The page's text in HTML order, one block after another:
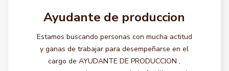
Ayudante de produccion
Estamos buscando personas con mucha actitud
y ganas de trabajar para desempeñarse en el
cargo de AYUDANTE DE PRODUCCION ,